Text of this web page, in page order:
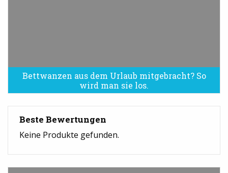
Bettwanzen aus dem Urlaub mitgebracht? So
wird man sie los.
Bettwanzen sind eine Plage
Beste Bewertungen
Keine Produkte gefunden.